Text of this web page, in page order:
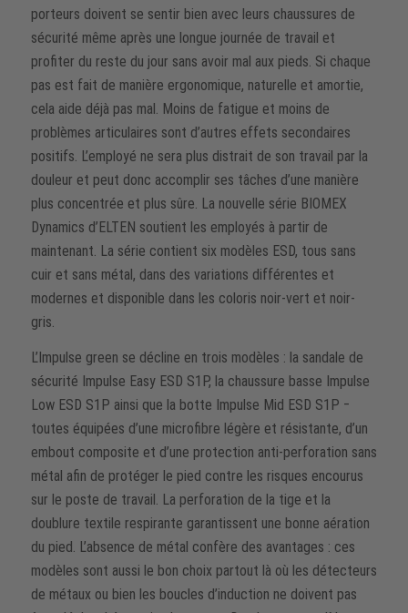
porteurs doivent se sentir bien avec leurs chaussures de
sécurité même après une longue journée de travail et
profiter du reste du jour sans avoir mal aux pieds. Si chaque
pas est fait de manière ergonomique, naturelle et amortie,
cela aide déjà pas mal. Moins de fatigue et moins de
problèmes articulaires sont d’autres effets secondaires
positifs. L’employé ne sera plus distrait de son travail par la
douleur et peut donc accomplir ses tâches d’une manière
plus concentrée et plus sûre. La nouvelle série BIOMEX
Dynamics d’ELTEN soutient les employés à partir de
maintenant. La série contient six modèles ESD, tous sans
cuir et sans métal, dans des variations différentes et
modernes et disponible dans les coloris noir-vert et noir-
gris.
L’Impulse green se décline en trois modèles : la sandale de
sécurité Impulse Easy ESD S1P, la chaussure basse Impulse
Low ESD S1P ainsi que la botte Impulse Mid ESD S1P ‒
toutes équipées d’une microfibre légère et résistante, d’un
embout composite et d’une protection anti-perforation sans
métal afin de protéger le pied contre les risques encourus
sur le poste de travail. La perforation de la tige et la
doublure textile respirante garantissent une bonne aération
du pied. L’absence de métal confère des avantages : ces
modèles sont aussi le bon choix partout là où les détecteurs
de métaux ou bien les boucles d’induction ne doivent pas